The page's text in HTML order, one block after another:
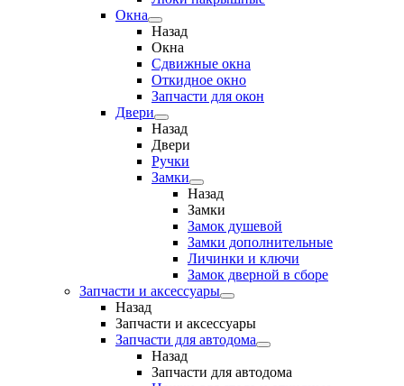
Окна
Назад
Окна
Сдвижные окна
Откидное окно
Запчасти для окон
Двери
Назад
Двери
Ручки
Замки
Назад
Замки
Замок душевой
Замки дополнительные
Личинки и ключи
Замок дверной в сборе
Запчасти и аксессуары
Назад
Запчасти и аксессуары
Запчасти для автодома
Назад
Запчасти для автодома